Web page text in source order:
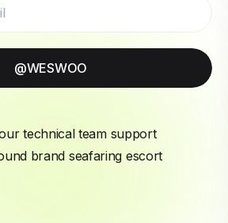
@WESWOO
technical team support
brand seafaring escort